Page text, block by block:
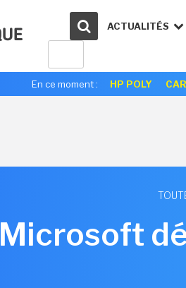
ACTUALITÉS
En ce moment : HP POLY
Microsoft